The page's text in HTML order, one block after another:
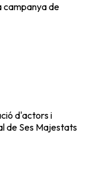
campanya de
d'actors i
de Ses Majestats